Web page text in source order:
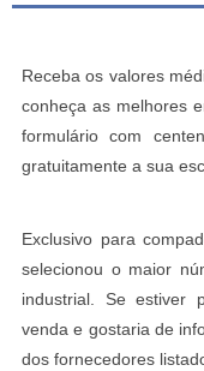
Receba os valores
conheça as melhores
formulário com
gratuitamente a sua
Exclusivo para
selecionou o maior
industrial. Se estiver
venda e gostaria de
dos fornecedores